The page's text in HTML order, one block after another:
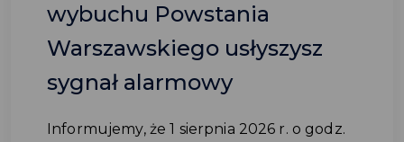
wybuchu Powstania
Warszawskiego usłyszysz
sygnał alarmowy
Informujemy, że 1 sierpnia 2026 r. o godz.